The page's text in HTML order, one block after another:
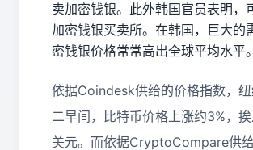
卖加密钱银。此外韩国官员表明，
加密钱银买卖所。在韩国，巨大的
密钱银价格常常高出全球平均水平。
依据Coindesk供给的价格指数，纽
二早间，比特币价格上涨约3%，挨
美元。而依据CryptoCompare供给